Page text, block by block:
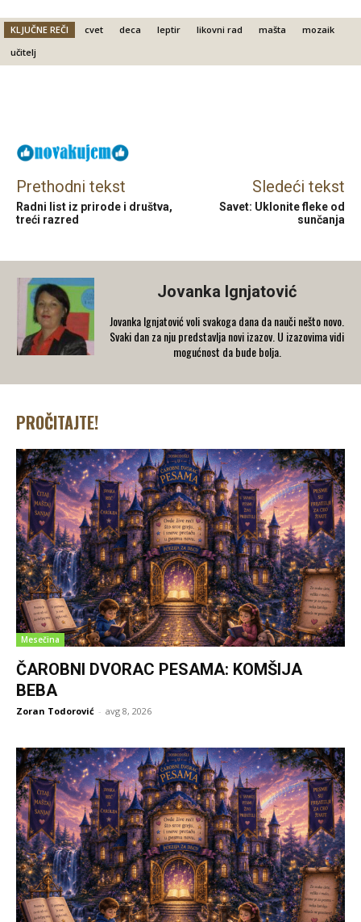
KLJUČNE REČI cvet deca leptir likovni rad mašta
mozaik
učitelj
Prethodni tekst
Radni list iz prirode i društva,
treći razred
Sledeći tekst
Savet: Uklonite fleke od
sunčanja
Jovanka Ignjatović
Jovanka Ignjatović voli svakoga dana da nauči nešto novo.
Svaki dan za nju predstavlja novi izazov. U izazovima vidi
mogućnost da bude bolja.
PROČITAJTE!
Mesečina
ČAROBNI DVORAC PESAMA: KOMŠIJA
BEBA
Zoran Todorović - avg 8, 2026